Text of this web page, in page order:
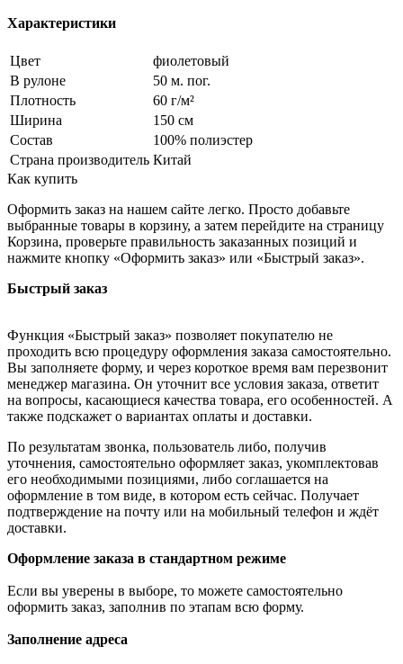
Характеристики
Цвет
фиолетовый
В рулоне
50 м. пог.
Плотность
60 г/м²
Ширина
150 см
Состав
100% полиэстер
Страна производитель Китай
Как купить
Оформить заказ на нашем сайте легко. Просто добавьте
выбранные товары в корзину, а затем перейдите на страницу
Корзина, проверьте правильность заказанных позиций и
нажмите кнопку «Оформить заказ» или «Быстрый заказ».
Быстрый заказ
Функция «Быстрый заказ» позволяет покупателю не
проходить всю процедуру оформления заказа самостоятельно.
Вы заполняете форму, и через короткое время вам перезвонит
менеджер магазина. Он уточнит все условия заказа, ответит
на вопросы, касающиеся качества товара, его особенностей. А
также подскажет о вариантах оплаты и доставки.
По результатам звонка, пользователь либо, получив
уточнения, самостоятельно оформляет заказ, укомплектовав
его необходимыми позициями, либо соглашается на
оформление в том виде, в котором есть сейчас. Получает
подтверждение на почту или на мобильный телефон и ждёт
доставки.
Оформление заказа в стандартном режиме
Если вы уверены в выборе, то можете самостоятельно
оформить заказ, заполнив по этапам всю форму.
Заполнение адреса